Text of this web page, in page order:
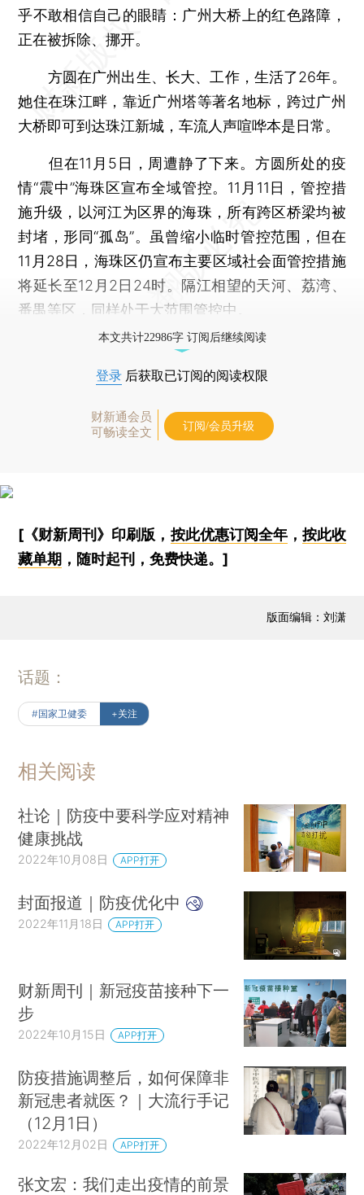
乎不敢相信自己的眼睛：广州大桥上的红色路障，
正在被拆除、挪开。
方圆在广州出生、长大、工作，生活了26年。
她住在珠江畔，靠近广州塔等著名地标，跨过广州
大桥即可到达珠江新城，车流人声喧哗本是日常。
但在11月5日，周遭静了下来。方圆所处的疫
情“震中”海珠区宣布全域管控。11月11日，管控措
施升级，以河江为区界的海珠，所有跨区桥梁均被
封堵，形同“孤岛”。虽曾缩小临时管控范围，但在
11月28日，海珠区仍宣布主要区域社会面管控措施
将延长至12月2日24时。隔江相望的天河、荔湾、
番禺等区，同样处于大范围管控中。
本文共计22986字 订阅后继续阅读
登录 后获取已订阅的阅读权限
财新通会员
可畅读全文
订阅/会员升级
[《财新周刊》印刷版， 按此优惠订阅全年， 按此收
藏单期 ，随时起刊，免费快递。]
版面编辑：刘潇
话题：
#国家卫健委 +关注
相关阅读
社论｜防疫中要科学应对精神
健康挑战
2022年10月08日 APP打开
封面报道｜防疫优化中
2022年11月18日 APP打开
财新周刊｜新冠疫苗接种下一
步
2022年10月15日 APP打开
防疫措施调整后，如何保障非
新冠患者就医？｜大流行手记
（12月1日）
2022年12月02日 APP打开
张文宏：我们走出疫情的前景